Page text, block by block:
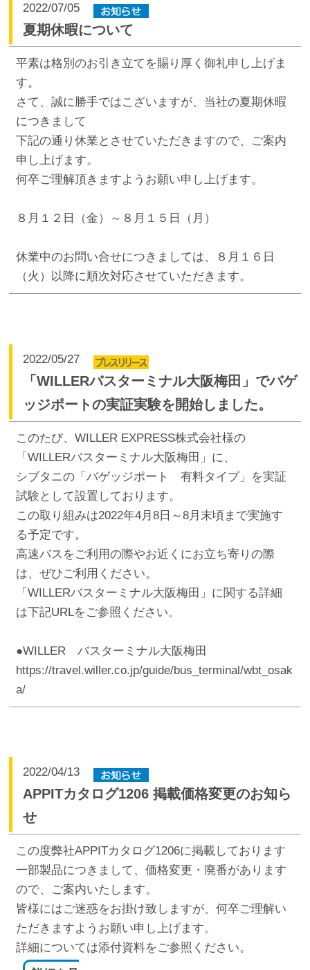
2022/07/05
夏期休暇について
平素は格別のお引き立てを賜り厚く御礼申し上げま
す。
さて、誠に勝手ではこざいますが、当社の夏期休暇
につきまして
下記の通り休業とさせていただきますので、ご案内
申し上げます。
何卒ご理解頂きますようお願い申し上げます。
８月１２日（金）～８月１５日（月）
休業中のお問い合せにつきましては、８月１６日
（火）以降に順次対応させていただきます。
2022/05/27
「WILLERバスターミナル大阪梅田」でバゲ
ッジポートの実証実験を開始しました。
このたび、WILLER EXPRESS株式会社様の
「WILLERバスターミナル大阪梅田」に、
シブタニの「バゲッジポート 有料タイプ」を実証
試験として設置しております。
この取り組みは2022年4月8日～8月末頃まで実施す
る予定です。
高速バスをご利用の際やお近くにお立ち寄りの際
は、ぜひご利用ください。
「WILLERバスターミナル大阪梅田」に関する詳細
は下記URLをご参照ください。
●WILLER バスターミナル大阪梅田
https://travel.willer.co.jp/guide/bus_terminal/wbt_osak
a/
2022/04/13
APPITカタログ1206 掲載価格変更のお知ら
せ
この度弊社APPITカタログ1206に掲載しております
一部製品につきまして、価格変更・廃番があります
ので、ご案内いたします。
皆様にはご迷惑をお掛け致しますが、何卒ご理解い
ただきますようお願い申し上げます。
詳細については添付資料をご参照ください。